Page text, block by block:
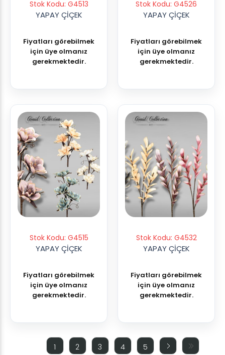
Stok Kodu: G4513
YAPAY ÇİÇEK
Fiyatları görebilmek
için üye olmanız
gerekmektedir.
Stok Kodu: G4526
YAPAY ÇİÇEK
Fiyatları görebilmek
için üye olmanız
gerekmektedir.
Stok Kodu: G4515
YAPAY ÇİÇEK
Fiyatları görebilmek
için üye olmanız
gerekmektedir.
Stok Kodu: G4532
YAPAY ÇİÇEK
Fiyatları görebilmek
için üye olmanız
gerekmektedir.
1
2 3 4 5